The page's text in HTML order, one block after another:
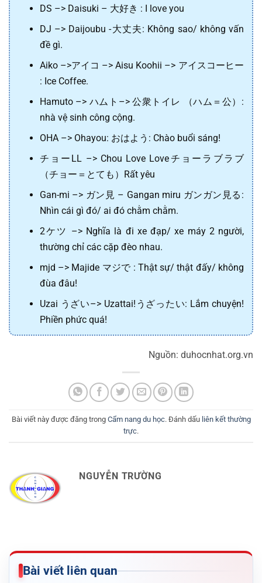
DS –> Daisuki – 大好き : I love you
DJ –> Daijoubu -大丈夫: Không sao/ không vấn
đề gì.
Aiko –>アイコ –> Aisu Koohii –> アイスコーヒー
: Ice Coffee.
Hamuto –> ハムト–> 公衆トイレ （ハム＝公）:
nhà vệ sinh công cộng.
OHA –> Ohayou: おはよう: Chào buổi sáng!
チョーLL –> Chou Love Loveチョーラブラブ
（チョー＝とても）Rất yêu
Gan-mi –> ガン見 – Gangan miru ガンガン見る:
Nhìn cái gì đó/ ai đó chằm chằm.
2ケツ –> Nghĩa là đi xe đạp/ xe máy 2 người,
thường chỉ các cặp đèo nhau.
mjd –> Majide マジで : Thật sự/ thật đấy/ không
đùa đâu!
Uzai うざい–> Uzattai!うざったい: Lắm chuyện!
Phiền phức quá!
Nguồn: duhocnhat.org.vn
Bài viết này được đăng trong Cẩm nang du học. Đánh dấu liên kết thường
trực.
NGUYỄN TRƯỜNG
Bài viết liên quan